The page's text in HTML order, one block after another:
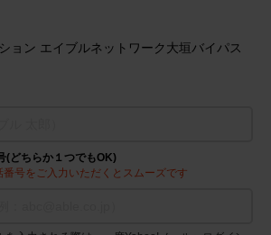
ョン エイブルネットワーク大垣バイパス
(どちらか１つでもOK)
号をご入力いただくとスムーズです